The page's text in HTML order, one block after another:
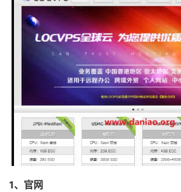
1、官网